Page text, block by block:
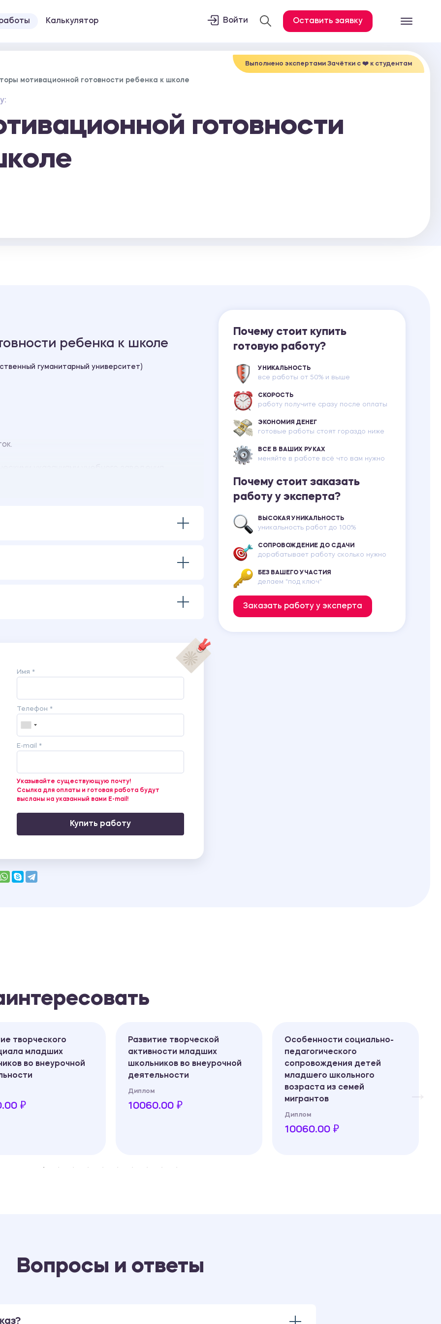
Все услуги
Контрольная работа
Калькулятор Войти Оставить заявку
Выполнено экспертами Зачётки c ❤️ к студентам
мотивационной готовности ребенка к школе
готовности
ребенка к школе
гуманитарный университет)
исследования.
Имя *
Телефон *
E-mail *
Указывайте существующую почту!
Ссылка для оплаты и готовая работа будут
высланы на указанный вами E-mail!
Купить работу
Почему стоит купить
готовую работу?
УНИКАЛЬНОСТЬ
все работы от 50% и выше
СКОРОСТЬ
работу получите сразу после оплаты
ЭКОНОМИЯ ДЕНЕГ
готовые работы стоят гораздо ниже
ВСЕ В ВАШИХ РУКАХ
меняйте в работе всё что вам нужно
Почему стоит заказать
работу у эксперта?
ВЫСОКАЯ УНИКАЛЬНОСТЬ
уникальность работ до 100%
СОПРОВОЖДЕНИЕ ДО СДАЧИ
дорабатывает работу сколько нужно
БЕЗ ВАШЕГО УЧАСТИЯ
делаем "под ключ"
Заказать работу у эксперта
творческого
младших
во внеурочной
₽
Развитие творческой
активности младших
школьников во внеурочной
деятельности
Диплом
10060.00 ₽
Особенности социально-
педагогического
сопровождения детей
младшего школьного
возраста из семей
мигрантов
Диплом
10060.00 ₽
Вопросы и ответы